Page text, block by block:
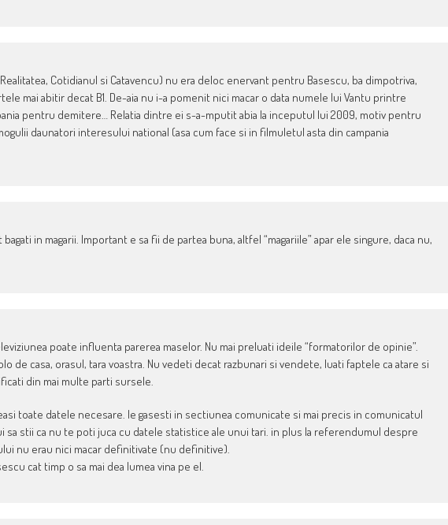
Cotidianul si Catavencu) nu era deloc enervant pentru Basescu, ba dimpotriva,
mai abitir decat B1. De-aia nu i-a pomenit nici macar o data numele lui Vantu printre
pentru demitere… Relatia dintre ei s-a-mputit abia la inceputul lui 2009, motiv pentru
daunatori interesului national (asa cum face si in filmuletul asta din campania
bagati in magarii. Important e sa fii de partea buna, altfel “magariile” apar ele singure, daca nu,
poate influenta parerea maselor. Nu mai preluati ideile “formatorilor de opinie”.
de casa, orasul, tara voastra. Nu vedeti decat razbunari si vendete, luati faptele ca atare si
din mai multe parti sursele.
toate datele necesare. le gasesti in sectiunea comunicate si mai precis in comunicatul
sa stii ca nu te poti juca cu datele statistice ale unui tari. in plus la referendumul despre
nu erau nici macar definitivate (nu definitive).
cat timp o sa mai dea lumea vina pe el.